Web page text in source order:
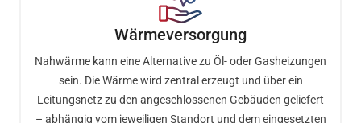
Wärmeversorgung
Nahwärme kann eine Alternative zu Öl- oder Gasheizungen
sein. Die Wärme wird zentral erzeugt und über ein
Leitungsnetz zu den angeschlossenen Gebäuden geliefert
– abhängig vom jeweiligen Standort und dem eingesetzten